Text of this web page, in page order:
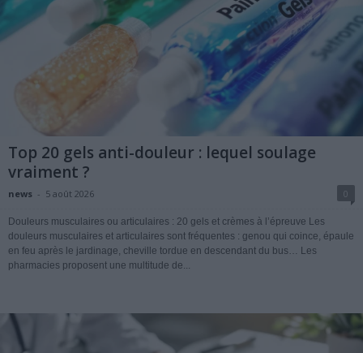
Top 20 gels anti-douleur : lequel soulage
vraiment ?
news - 5 août 2026 0
Douleurs musculaires ou articulaires : 20 gels et crèmes à l’épreuve Les
douleurs musculaires et articulaires sont fréquentes : genou qui coince, épaule
en feu après le jardinage, cheville tordue en descendant du bus… Les
pharmacies proposent une multitude de...